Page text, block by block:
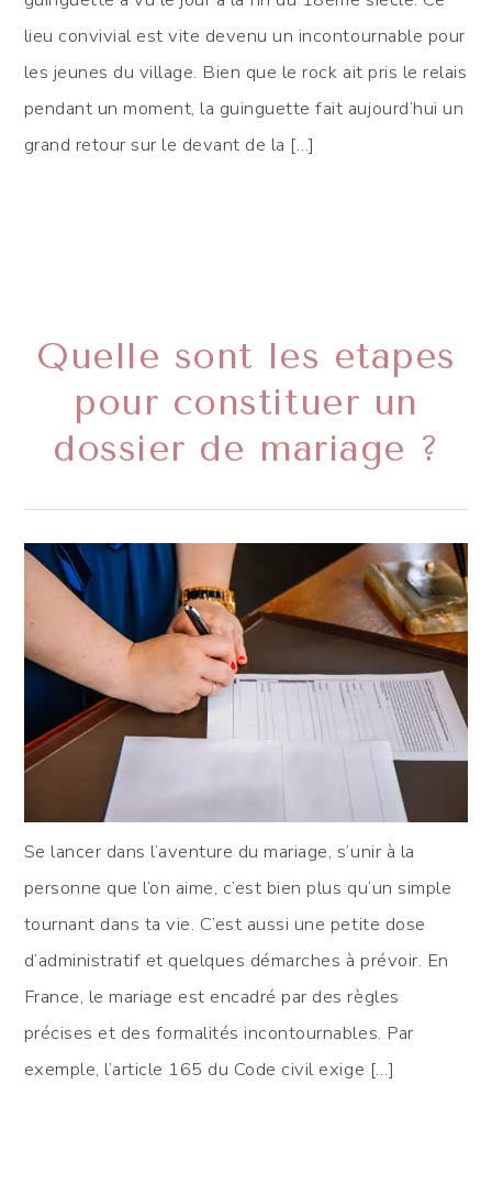
lieu convivial est vite devenu un incontournable pour
les jeunes du village. Bien que le rock ait pris le relais
pendant un moment, la guinguette fait aujourd’hui un
grand retour sur le devant de la […]
Quelle sont les etapes
pour constituer un
dossier de mariage ?
Se lancer dans l’aventure du mariage, s’unir à la
personne que l’on aime, c’est bien plus qu’un simple
tournant dans ta vie. C’est aussi une petite dose
d’administratif et quelques démarches à prévoir. En
France, le mariage est encadré par des règles
précises et des formalités incontournables. Par
exemple, l’article 165 du Code civil exige […]